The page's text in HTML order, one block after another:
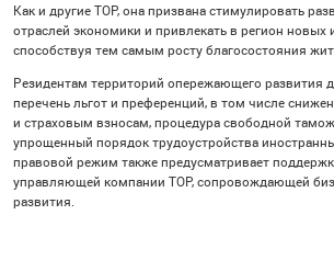
Как и другие ТОР, она призвана стимулировать
отраслей экономики и привлекать в регион новых
способствуя тем самым росту благосостояния
Резидентам территорий опережающего развития
перечень льгот и преференций, в том числе
и страховым взносам, процедура свободной
упрощенный порядок трудоустройства
правовой режим также предусматривает
управляющей компании ТОР, сопровождающей
развития.